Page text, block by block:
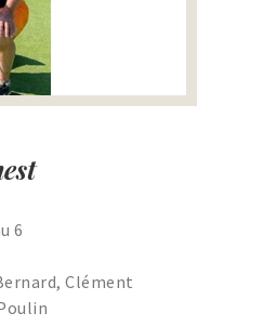
ET
CLUB DE
ETCHEMIN
CLUB DE
6
Clément